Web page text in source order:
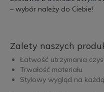
– wybór należy do Ciebie!
Zalety naszych
Łatwość utrzymania
Trwałość materiału
Stylowy wygląd na